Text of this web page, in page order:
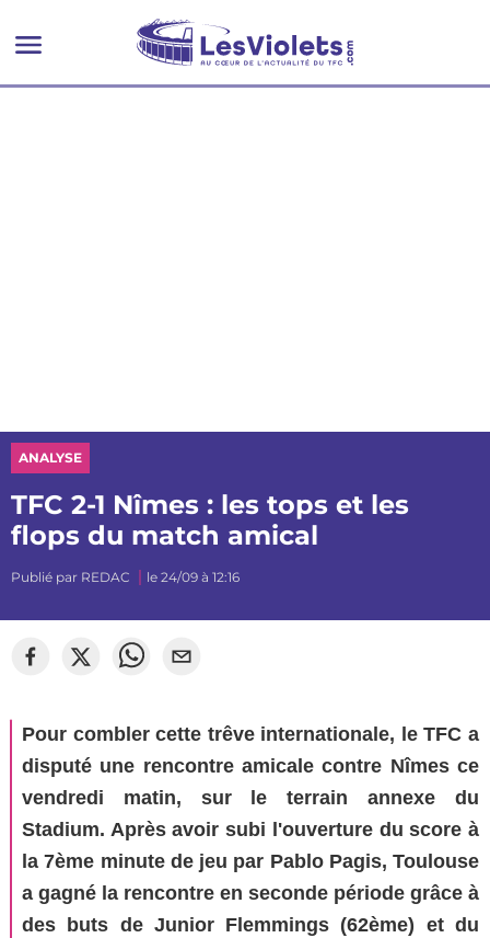
ANALYSE
TFC 2-1 Nîmes : les tops et les
flops du match amical
Publié par REDAC le 24/09 à 12:16
Pour combler cette trêve internationale, le TFC a
disputé une rencontre amicale contre Nîmes ce
vendredi matin, sur le terrain annexe du
Stadium. Après avoir subi l'ouverture du score à
la 7ème minute de jeu par Pablo Pagis, Toulouse
a gagné la rencontre en seconde période grâce à
des buts de Junior Flemmings (62ème) et du